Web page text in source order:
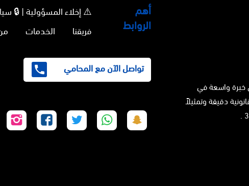
خبرة واسعة في
دقيقة وتمثيلاً
أهم
الروابط
⚠️ إخلاء المسؤولية | 🔒
فريقنا
الخدمات
تواصل الآن مع المحامي
على
على
على
على
على